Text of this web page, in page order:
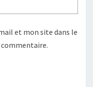
et mon site dans le